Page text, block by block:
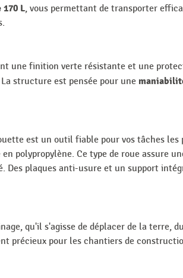
170 L, vous permettant de transporter
une finition verte résistante et une
structure est pensée pour une
est un outil fiable pour vos tâches les
polypropylène. Ce type de roue assure
plaques anti-usure et un support
qu'il s'agisse de déplacer de la terre,
précieux pour les chantiers de